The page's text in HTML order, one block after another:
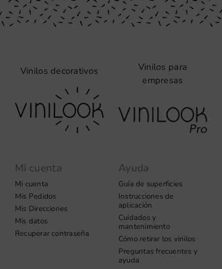
Vinilos decorativos
Mi cuenta
Mi cuenta
Mis Pedidos
Mis Direcciones
Mis datos
Recuperar contraseña
Ayuda
Guía de superficies
Instrucciones de
aplicación
Cuidados y
mantenimiento
Cómo retirar los vinilos
Preguntas frecuentes y
ayuda
Vinilos para
empresas